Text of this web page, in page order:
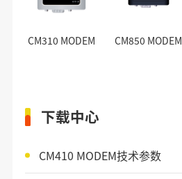
CM310 MODEM CM850 MODEM
下载中心
CM410 MODEM技术参数